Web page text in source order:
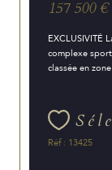
157 500 €
EXCLUSIVITÉ
complexe
classée en
Réf : 13425